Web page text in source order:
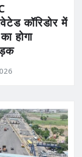
कॉरिडोर में
होगा